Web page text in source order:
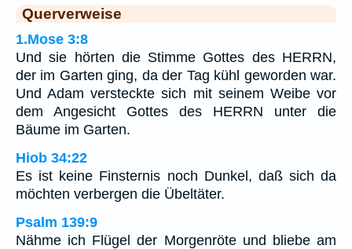
Querverweise
1.Mose 3:8
Und sie hörten die Stimme Gottes des HERRN,
der im Garten ging, da der Tag kühl geworden war.
Und Adam versteckte sich mit seinem Weibe vor
dem Angesicht Gottes des HERRN unter die
Bäume im Garten.
Hiob 34:22
Es ist keine Finsternis noch Dunkel, daß sich da
möchten verbergen die Übeltäter.
Psalm 139:9
Nähme ich Flügel der Morgenröte und bliebe am